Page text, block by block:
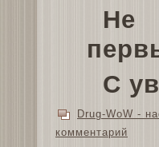
Не
С
Drug-WoW -
комментарий